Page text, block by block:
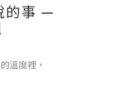
的事 —
溫度裡，